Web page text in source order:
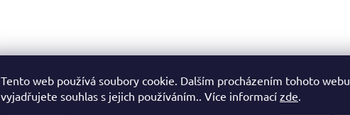
Tento web používá soubory cookie. Dalším procházením tohoto webu
vyjadřujete souhlas s jejich používáním.. Více informací zde